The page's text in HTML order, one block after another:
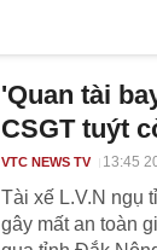
'Quan tài
CSGT tuýt
VTC NEWS TV 13:45
Tài xế L.V.N ngụ
gây mất an toàn